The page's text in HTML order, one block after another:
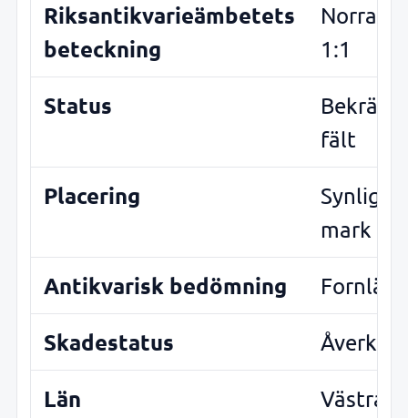
Riksantikvarieämbetets
beteckning
Norra
1:1
Status
fält
Placering
Synlig
mark
Antikvarisk bedömning
Skadestatus Åverkan
Län
Västra